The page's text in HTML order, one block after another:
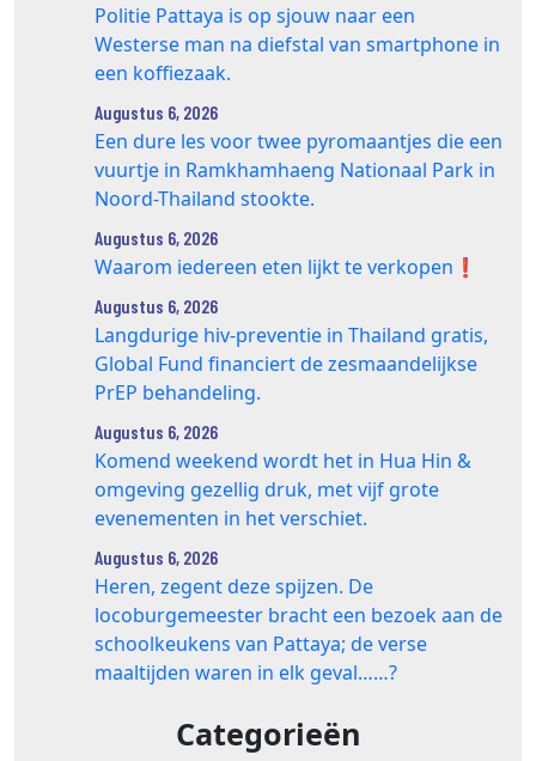
Politie Pattaya is op sjouw naar een
Westerse man na diefstal van smartphone in
een koffiezaak.
Augustus 6, 2026
Een dure les voor twee pyromaantjes die een
vuurtje in Ramkhamhaeng Nationaal Park in
Noord-Thailand stookte.
Augustus 6, 2026
Waarom iedereen eten lijkt te verkopen❗️
Augustus 6, 2026
Langdurige hiv-preventie in Thailand gratis,
Global Fund financiert de zesmaandelijkse
PrEP behandeling.
Augustus 6, 2026
Komend weekend wordt het in Hua Hin &
omgeving gezellig druk, met vijf grote
evenementen in het verschiet.
Augustus 6, 2026
Heren, zegent deze spijzen. De
locoburgemeester bracht een bezoek aan de
schoolkeukens van Pattaya; de verse
maaltijden waren in elk geval……?
Categorieën